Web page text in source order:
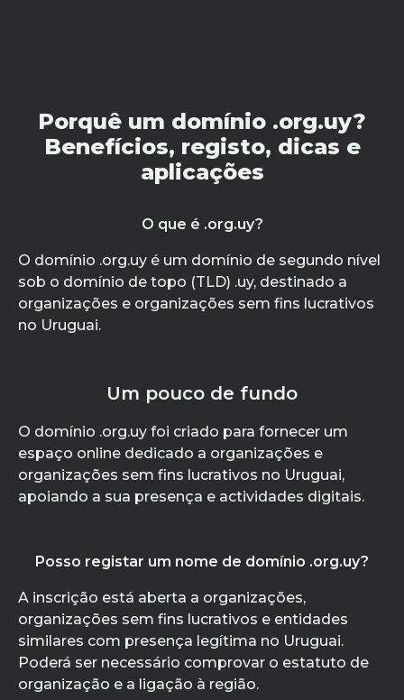
Porquê um domínio .org.uy?
Benefícios, registo, dicas e
aplicações
O que é .org.uy?
O domínio .org.uy é um domínio de segundo nível
sob o domínio de topo (TLD) .uy, destinado a
organizações e organizações sem fins lucrativos
no Uruguai.
Um pouco de fundo
O domínio .org.uy foi criado para fornecer um
espaço online dedicado a organizações e
organizações sem fins lucrativos no Uruguai,
apoiando a sua presença e actividades digitais.
Posso registar um nome de domínio .org.uy?
A inscrição está aberta a organizações,
organizações sem fins lucrativos e entidades
similares com presença legítima no Uruguai.
Poderá ser necessário comprovar o estatuto de
organização e a ligação à região.